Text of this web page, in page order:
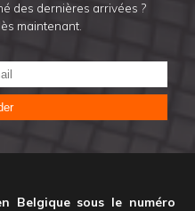
des dernières arrivées ?
maintenant.
Belgique sous le numéro